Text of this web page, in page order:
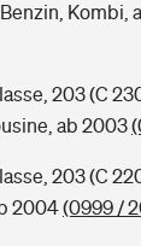
Benzin, Kombi,
203 (C
ab 2003
203 (C 220
2004(0999 /